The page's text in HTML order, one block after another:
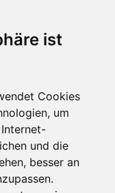
ist
Cookies
um
und die
besser an
*Bröckel
(Region
*
*Meinersen*
bei Celle *
*
wurde